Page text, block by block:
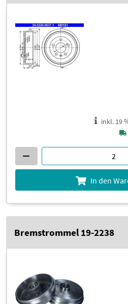
inkl. 19
In den
Bremstrommel 19-2238